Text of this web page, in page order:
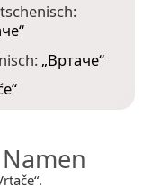
“
„Вртаче“
“